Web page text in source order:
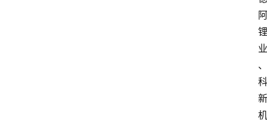
阿
锂
业
、
科
新
机